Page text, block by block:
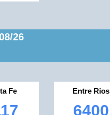
26
Fe Entre Rios
6400